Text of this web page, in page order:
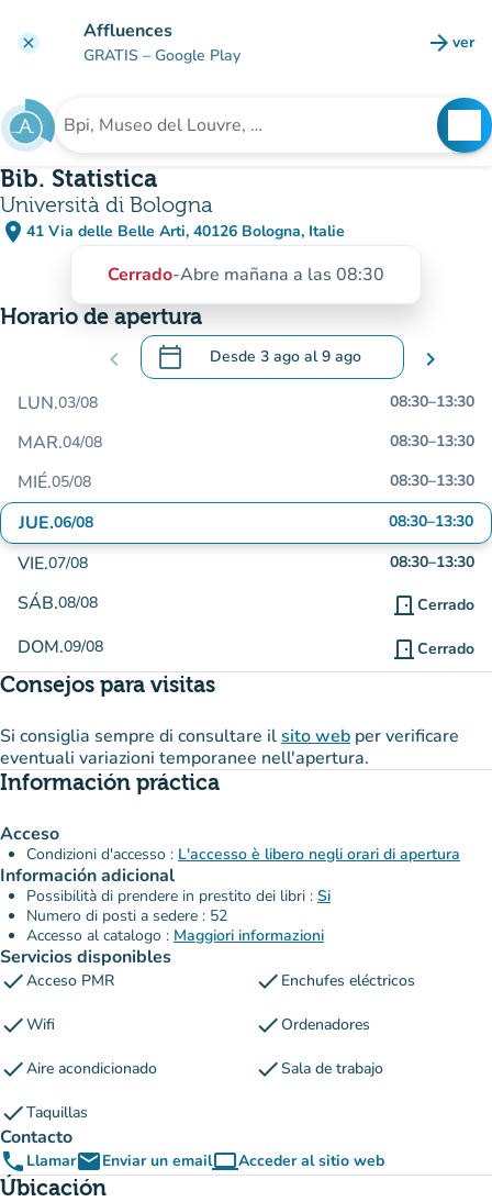
clear Affluences
GRATIS – Google Play arrow_forward ver
Buscar un establecimiento
Bib. Statistica
Università di Bologna
place 41 Via delle Belle Arti, 40126 Bologna, Italie
(abrir en Google Maps)
(nueva pestaña)
Cerrado-Abre mañana a las 08:30
Horario de apertura
chevron_left calendar_today Desde 3 ago al9 ago
.Abra el calendario para cambiar las
chevron_right
LUN.03/08 08:30–13:30
MAR.04/08 08:30–13:30
MIÉ.05/08 08:30–13:30
JUE.06/08 08:30–13:30
VIE.07/08 08:30–13:30
SÁB.08/08 door_front Cerrado
DOM.09/08 door_front Cerrado
Consejos para visitas
Si consiglia sempre di consultare ilsito web per verificare
eventuali variazioni temporanee nell'apertura.
Información práctica
Acceso
Condizioni d'accesso : L'accesso è libero negli orari di apertura
Información adicional
Possibilità di prendere in prestito dei libri : Si
Numero di posti a sedere : 52
Accesso al catalogo : Maggiori informazioni
Servicios disponibles
checkAcceso PMR check Enchufes eléctricos
checkWifi checkOrdenadores
checkAire acondicionado checkSala de trabajo
checkTaquillas
Contacto
phone LlamaremailEnviar un emailcomputerAcceder al sitio web
(nueva pestaña)
Úbicación